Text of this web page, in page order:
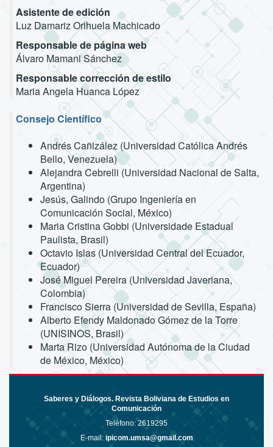
Asistente de edición
Luz Damariz Orihuela Machicado
Responsable de página web
Álvaro Mamani Sánchez
Responsable corrección de estilo
Maria Angela Huanca López
Consejo Científico
Andrés Cañizález (Universidad Católica Andrés
Bello, Venezuela)
Alejandra Cebrelli (Universidad Nacional de Salta,
Argentina)
Jesús, Galindo (Grupo Ingeniería en
Comunicación Social, México)
Maria Cristina Gobbi (Universidade Estadual
Paulista, Brasil)
Octavio Islas (Universidad Central del Ecuador,
Ecuador)
José Miguel Pereira (Universidad Javeriana,
Colombia)
Francisco Sierra (Universidad de Sevilla, España)
Alberto Efendy Maldonado Gómez de la Torre
(UNISINOS, Brasil)
Marta Rizo (Universidad Autónoma de la Ciudad
de México, México)
Saberes y Diálogos. Revista Boliviana de Estudios en
Comunicación
Teléfono: 2619295
E-mail: ipicom.umsa@gmail.com